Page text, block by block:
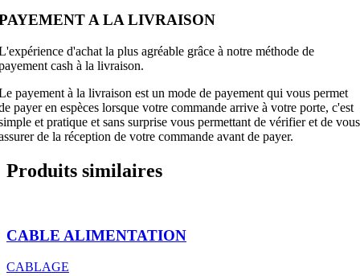
A LA LIVRAISON
d'achat la plus agréable grâce à notre méthode de
cash à la livraison.
payement à la livraison est un mode de payement qui vous permet
payer en espèces lorsque votre commande arrive à votre porte, c'est
et pratique et sans surprise vous permettant de vérifier et de vous
de la réception de votre commande avant de payer.
Produits similaires
CABLE ALIMENTATION
CABLAGE